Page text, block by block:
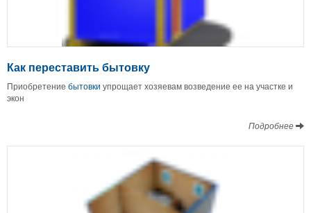
Как переставить бытовку
Приобретение бытовки упрощает хозяевам возведение ее на участке и
экон
Подробнее